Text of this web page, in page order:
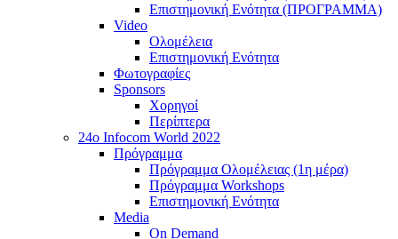
Επιστημονική Ενότητα (ΠΡΟΓΡΑΜΜΑ)
Video
Ολομέλεια
Επιστημονική Ενότητα
Φωτογραφίες
Sponsors
Χορηγοί
Περίπτερα
24o Infocom World 2022
Πρόγραμμα
Πρόγραμμα Ολομέλειας (1η μέρα)
Πρόγραμμα Workshops
Επιστημονική Ενότητα
Media
On Demand